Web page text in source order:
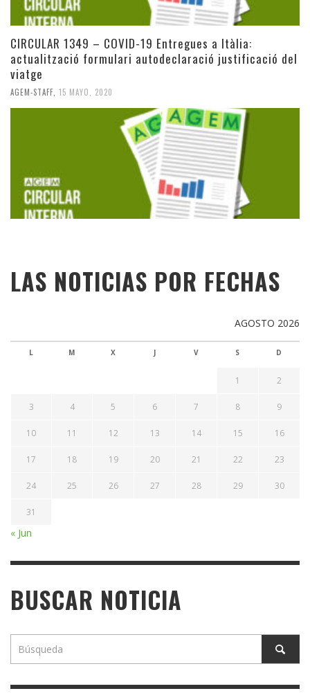
CIRCULAR 1349 – COVID-19 Entregues a Itàlia:
actualització formulari autodeclaració justificació del
viatge
AGEM-STAFF 15 MAYO, 2020
LAS NOTICIAS POR FECHAS
AGOSTO 2026
L M X J V S D
1 2
3 4 5 6 7 8 9
10 11 12 13 14 15 16
17 18 19 20 21 22 23
24 25 26 27 28 29 30
31
« Jun
BUSCAR NOTICIA